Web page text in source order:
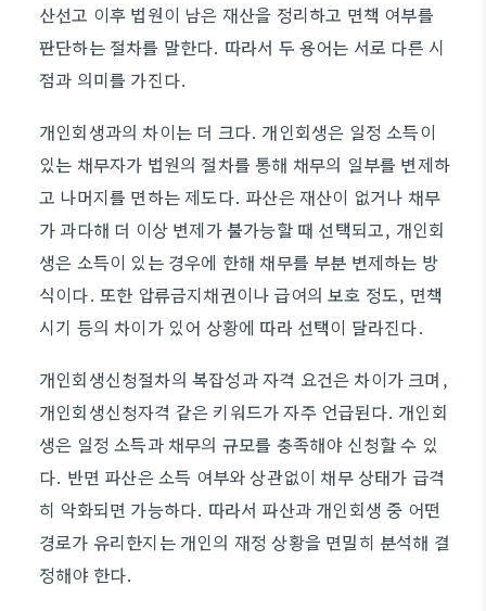
산선고 이후 법원이 남은 재산을 정리하고 면책 여부를
판단하는 절차를 말한다. 따라서 두 용어는 서로 다른 시
점과 의미를 가진다.
개인회생과의 차이는 더 크다. 개인회생은 일정 소득이
있는 채무자가 법원의 절차를 통해 채무의 일부를 변제하
고 나머지를 면하는 제도다. 파산은 재산이 없거나 채무
가 과다해 더 이상 변제가 불가능할 때 선택되고, 개인회
생은 소득이 있는 경우에 한해 채무를 부분 변제하는 방
식이다. 또한 압류금지채권이나 급여의 보호 정도, 면책
시기 등의 차이가 있어 상황에 따라 선택이 달라진다.
개인회생신청절차의 복잡성과 자격 요건은 차이가 크며,
개인회생신청자격 같은 키워드가 자주 언급된다. 개인회
생은 일정 소득과 채무의 규모를 충족해야 신청할 수 있
다. 반면 파산은 소득 여부와 상관없이 채무 상태가 급격
히 악화되면 가능하다. 따라서 파산과 개인회생 중 어떤
경로가 유리한지는 개인의 재정 상황을 면밀히 분석해 결
정해야 한다.